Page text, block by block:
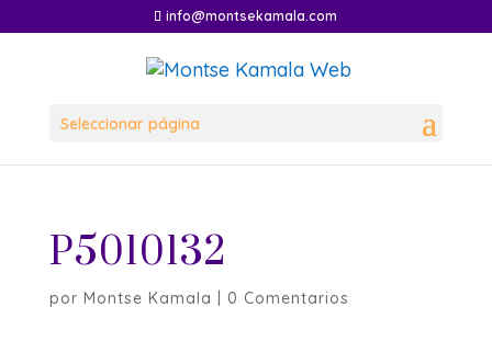
info@montsekamala.com
Seleccionar página
P5010132
por Montse Kamala 0 Comentarios